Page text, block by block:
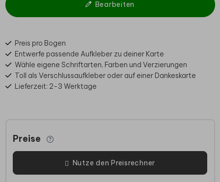
Bearbeiten
Preis pro Bogen
Entwerfe passende Aufkleber zu deiner Karte
Wähle eigene Schriftarten, Farben und Verzierungen
Toll als Verschlussaufkleber oder auf einer Dankeskarte
Lieferzeit: 2-3 Werktage
Preise
Nutze den Preisrechner